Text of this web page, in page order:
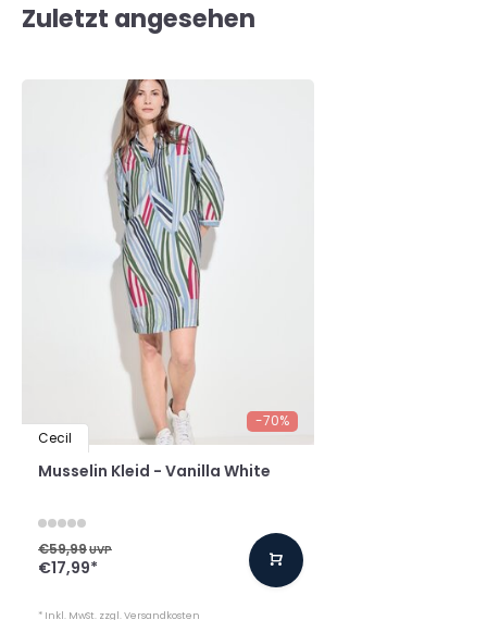
Zuletzt angesehen
-70%
Cecil
Musselin Kleid - Vanilla White
€59,99UVP
€17,99*
* Inkl. MwSt. zzgl.Versandkosten